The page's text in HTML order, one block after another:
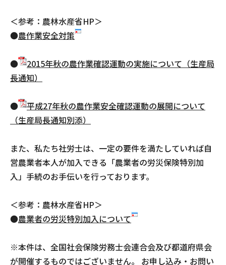
＜参考：農林水産省HP＞
●農作業安全対策
●
2015年秋の農作業確認運動の実施について（生産局
長通知）
●
平成27年秋の農作業安全確認運動の展開について
（生産局長通知別添）
また、私たち社労士は、一定の要件を満たしていれば自
営農業者本人が加入できる「農業者の労災保険特別加
入」手続のお手伝いを行っております。
＜参考：農林水産省HP＞
●農業者の労災特別加入について
※本件は、全国社会保険労務士会連合会及び都道府県会
が開催するものではございません。 お申し込み・お問い